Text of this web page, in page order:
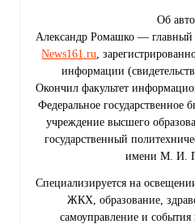
Об
Александр Ромашко — главный
News161.ru ,
информации
Окончил факультет
Федеральное государственное
учреждение высшего
государственный
имени М. И.
Специализируется на
ЖКХ, образование,
самоуправление и события